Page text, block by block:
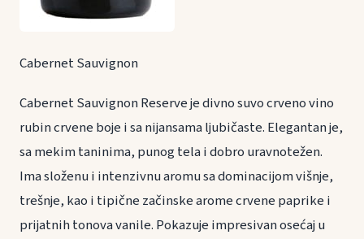
Cabernet Sauvignon
Cabernet Sauvignon Reserve je divno suvo crveno vino
rubin crvene boje i sa nijansama ljubičaste. Elegantan je,
sa mekim taninima, punog tela i dobro uravnotežen.
Ima složenu i intenzivnu aromu sa dominacijom višnje,
trešnje, kao i tipične začinske arome crvene paprike i
prijatnih tonova vanile. Pokazuje impresivan osećaj u